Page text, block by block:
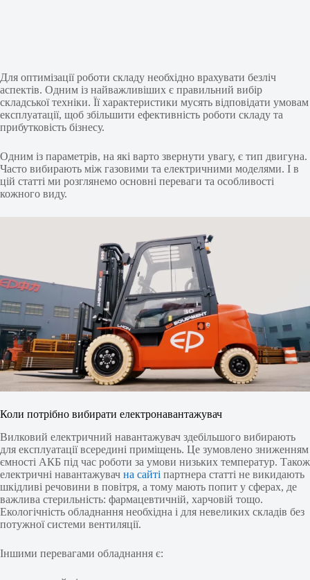
Для оптимізації роботи складу необхідно врахувати безліч
аспектів. Одним із найважливіших є правильний вибір
складської техніки. Її характеристики мусять відповідати умовам
експлуатації, щоб збільшити ефективність роботи складу та
прибутковість бізнесу.
Одним із параметрів, на які варто звернути увагу, є тип двигуна.
Часто вибирають між газовими та електричними моделями. І в
цій статті ми розглянемо основні переваги та особливості
кожного виду.
Коли потрібно вибирати електронавантажувач
Вилковий електричний навантажувач здебільшого вибирають
для експлуатації всередині приміщень. Це зумовлено зниженням
ємності АКБ під час роботи за умови низьких температур. Також
електричні навантажувач на сайті партнера статті не викидають
шкідливі речовини в повітря, а тому мають попит у сферах, де
важлива стерильність: фармацевтичній, харчовій тощо.
Екологічність обладнання необхідна і для невеликих складів без
потужної системи вентиляції.
Іншими перевагами обладнання є: